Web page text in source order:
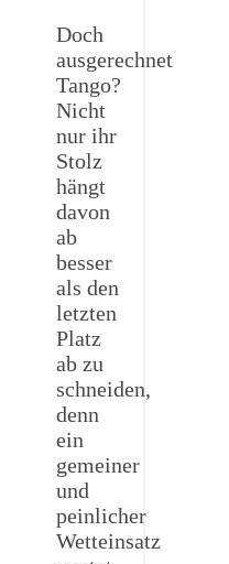
Doch
ausgerechnet
Tango?
Nicht
nur ihr
Stolz
hängt
davon
ab
besser
als den
letzten
Platz
ab zu
schneiden,
denn
ein
gemeiner
und
peinlicher
Wetteinsatz